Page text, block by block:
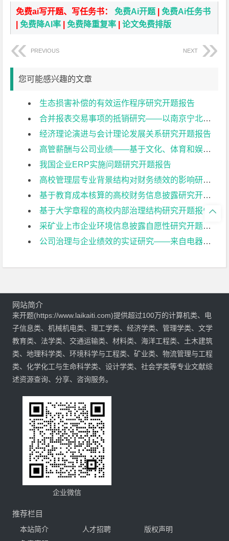
免费ai写开题、写任务书：免费Ai开题 |免费Ai任务书
|免费降AI率 |免费降重复率 |论文免费排版
PREVIOUS NEXT
您可能感兴趣的文章
生态损害补偿的有效运作程序研究开题报告
合并报表交易事项的抵销研究——以南京宁北轨道交通有限公司为例开题报告
经济理论演进与会计理论发展关系研究开题报告
高管薪酬与公司业绩——基于文化、体育和娱乐业上市公司的实证研究开题报告
我国企业ERP实施问题研究开题报告
高校管理层专业背景结构对财务绩效的影响研究开题报告
基于教育成本核算的高校财务信息披露研究开题报告
基于大学章程的高校内部治理结构研究开题报告
采矿业上市企业环境信息披露自愿性研究开题报告
公司治理与企业绩效的实证研究——来自电器机械及器材制造业上市公司的经验证据开题报告

网站简介
来开题(https://www.laikaiti.com)提供超过100万的计算机类、电
子信息类、机械机电类、理工学类、经济学类、管理学类、文学
教育类、法学类、交通运输类、材料类、海洋工程类、土木建筑
类、地理科学类、环境科学与工程类、矿业类、物流管理与工程
类、化学化工与生命科学类、设计学类、社会学类等专业文献综
述资源查询、分享、咨询服务。
企业微信
推荐栏目
本站简介 人才招聘
版权声明